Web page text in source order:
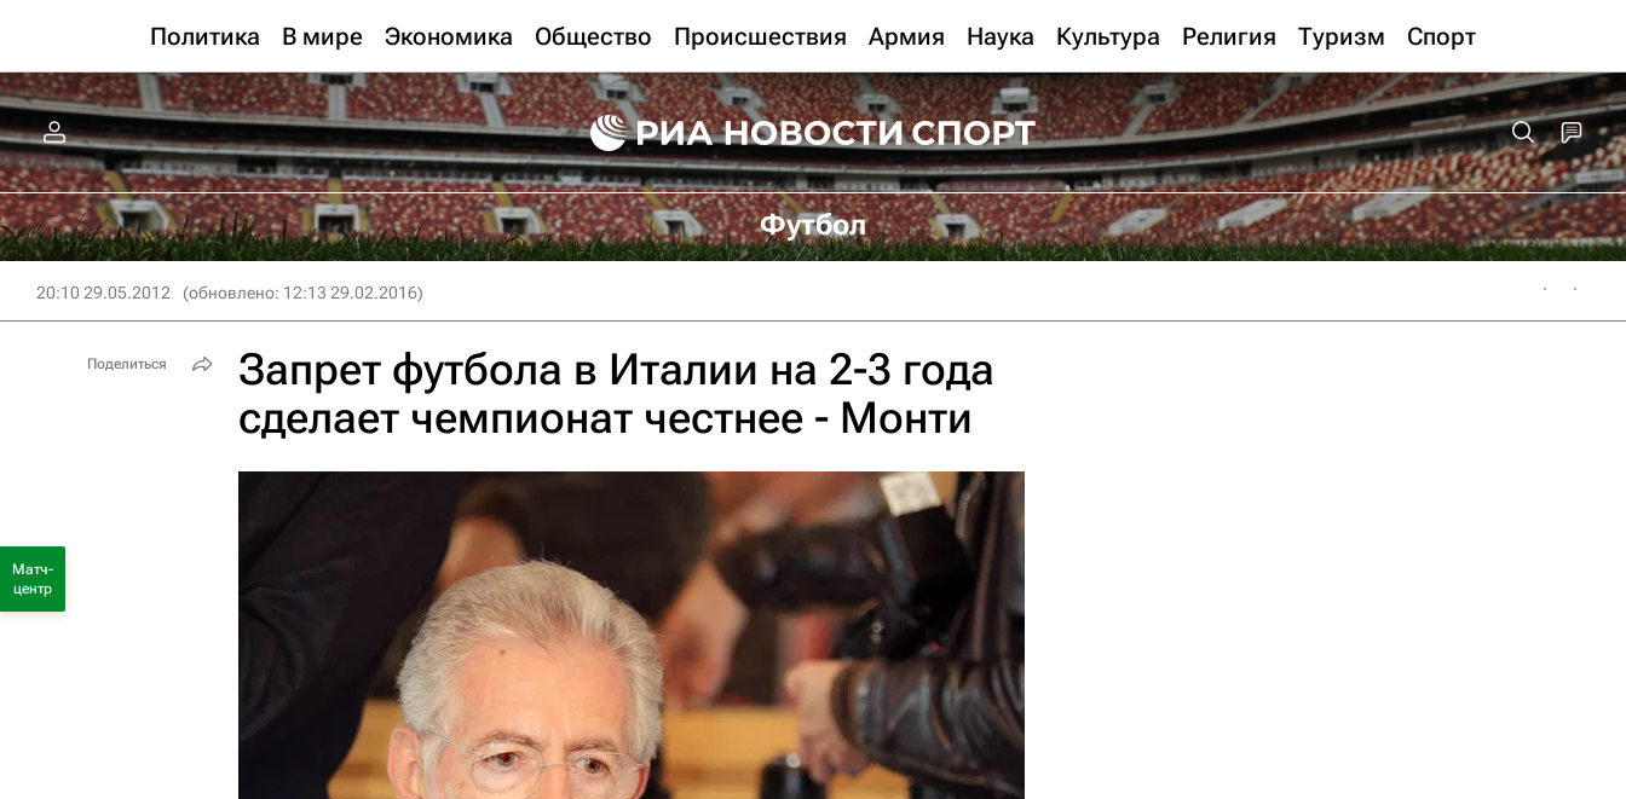
Политика В мире Экономика Общество Происшествия Армия Наука Культура Религия Туризм Спорт
Футбол
20:10 29.05.2012 (обновлено: 12:13 29.02.2016)
Запрет футбола в Италии на 2-3 года
сделает чемпионат честнее - Монти
Поделиться
Матч-
центр